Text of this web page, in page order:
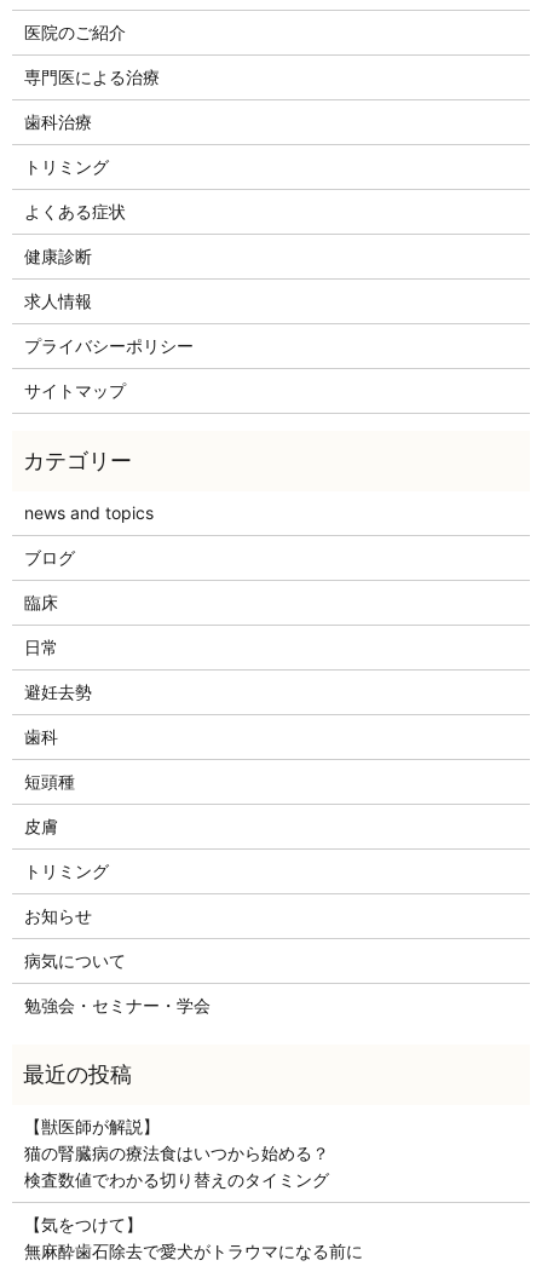
医院のご紹介
専門医による治療
歯科治療
トリミング
よくある症状
健康診断
求人情報
プライバシーポリシー
サイトマップ
news and topics
ブログ
臨床
日常
避妊去勢
歯科
短頭種
皮膚
トリミング
お知らせ
病気について
勉強会・セミナー・学会
【獣医師が解説】
猫の腎臓病の療法食はいつから始める？
検査数値でわかる切り替えのタイミング
【気をつけて】
無麻酔歯石除去で愛犬がトラウマになる前に